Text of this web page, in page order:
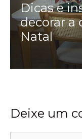
Dicas e
decorar a
Natal
Deixe um